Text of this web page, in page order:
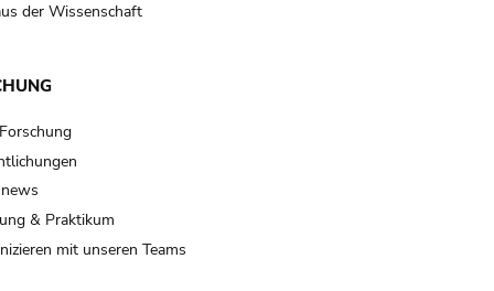
der Wissenschaft
& Praktikum
mit unseren Teams